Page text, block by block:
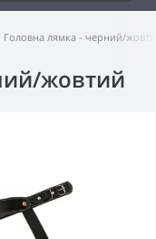
Головна лямка - черний/
жовтий